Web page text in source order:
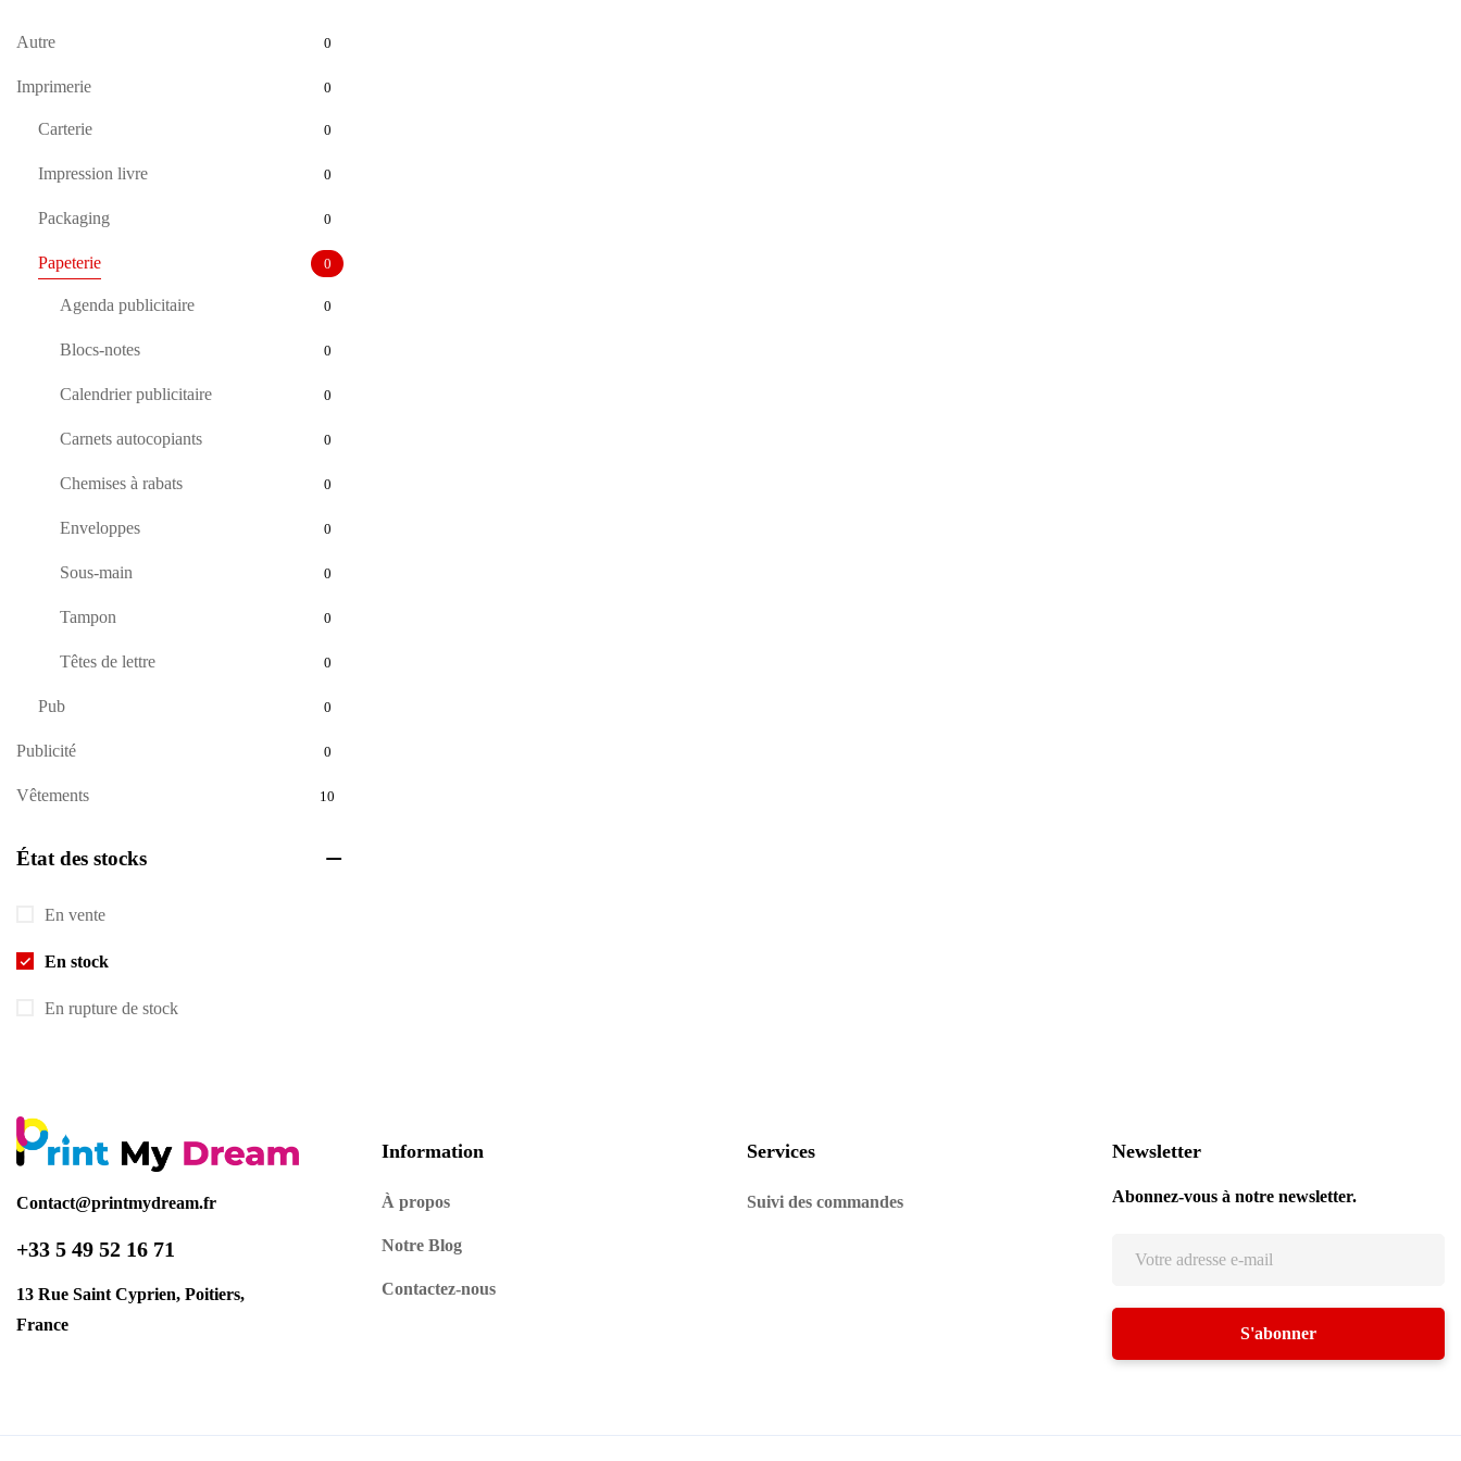
Autre 0
Imprimerie 0
Carterie 0
Impression livre 0
Packaging 0
Papeterie 0
Agenda publicitaire 0
Blocs-notes 0
Calendrier publicitaire 0
Carnets autocopiants 0
Chemises à rabats 0
Enveloppes 0
Sous-main 0
Tampon 0
Têtes de lettre 0
Pub 0
Publicité 0
Vêtements 10
État des stocks
En vente
En stock
En rupture de stock
Contact@printmydream.fr
+33 5 49 52 16 71
13 Rue Saint Cyprien, Poitiers,
France
Information
À propos
Notre Blog
Contactez-nous
Services
Suivi des commandes
Newsletter
Abonnez-vous à notre newsletter.